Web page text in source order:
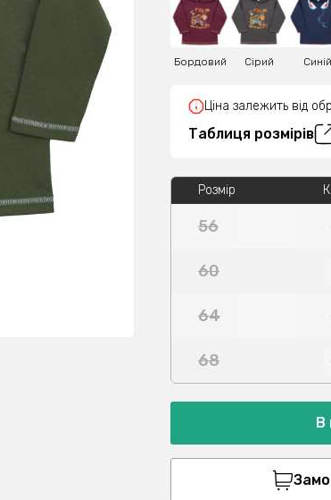
Бордовий Сірий Синій
Ціна залежить від
Таблиця розмірів
Розмір
56
60
64
68
В